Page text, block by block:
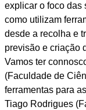
explicar o foco das
como utilizam
desde a recolha e
previsão e criação
Vamos ter
(Faculdade de
ferramentas para
Tiago Rodrigues